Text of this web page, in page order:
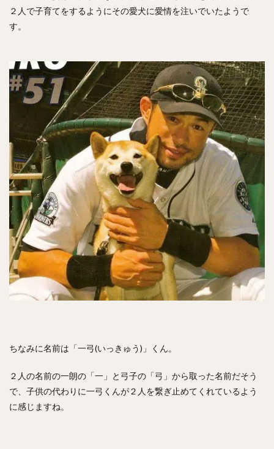
２人で子育てをするようにその愛犬に愛情を注いでいたようで
す。
ちなみに名前は「一弓(いっきゅう)」くん。
２人の名前の一朗の「一」と弓子の「弓」から取った名前だそう
で、子供の代わりに一弓くんが２人を繋ぎ止めてくれているよう
に感じますね。